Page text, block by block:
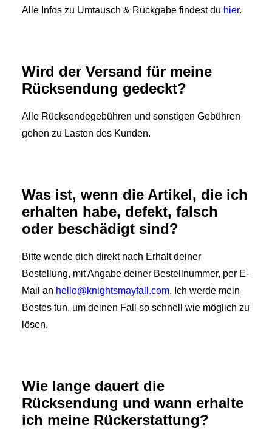
Alle Infos zu Umtausch & Rückgabe findest du hier.
Wird der Versand für meine
Rücksendung gedeckt?
Alle Rücksendegebühren und sonstigen Gebühren
gehen zu Lasten des Kunden.
Was ist, wenn die Artikel, die ich
erhalten habe, defekt, falsch
oder beschädigt sind?
Bitte wende dich direkt nach Erhalt deiner
Bestellung, mit Angabe deiner Bestellnummer, per E-
Mail an hello@knightsmayfall.com. Ich werde mein
Bestes tun, um deinen Fall so schnell wie möglich zu
lösen.
Wie lange dauert die
Rücksendung und wann erhalte
ich meine Rückerstattung?